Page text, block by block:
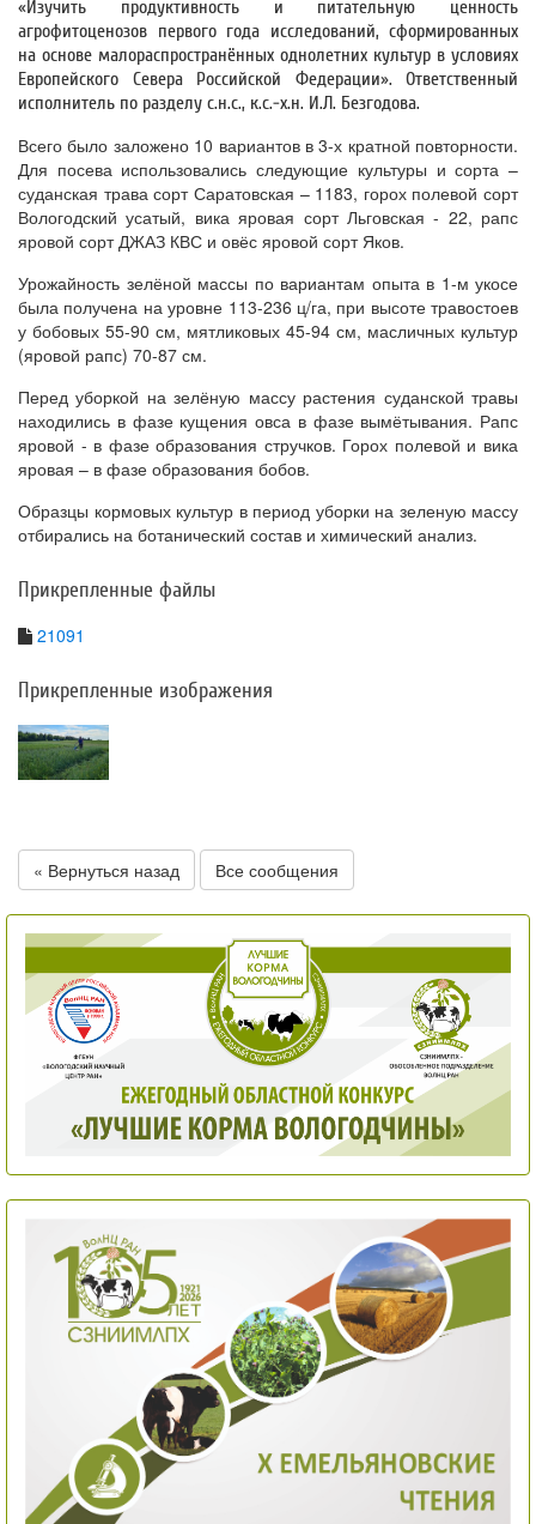
«Изучить продуктивность и питательную ценность
агрофитоценозов первого года исследований, сформированных
на основе малораспространённых однолетних культур в условиях
Европейского Севера Российской Федерации». Ответственный
исполнитель по разделу с.н.с., к.с.-х.н. И.Л. Безгодова.
Всего было заложено 10 вариантов в 3-х кратной повторности.
Для посева использовались следующие культуры и сорта –
суданская трава сорт Саратовская – 1183, горох полевой сорт
Вологодский усатый, вика яровая сорт Льговская - 22, рапс
яровой сорт ДЖАЗ КВС и овёс яровой сорт Яков.
Урожайность зелёной массы по вариантам опыта в 1-м укосе
была получена на уровне 113-236 ц/га, при высоте травостоев
у бобовых 55-90 см, мятликовых 45-94 см, масличных культур
(яровой рапс) 70-87 см.
Перед уборкой на зелёную массу растения суданской травы
находились в фазе кущения овса в фазе вымётывания. Рапс
яровой - в фазе образования стручков. Горох полевой и вика
яровая – в фазе образования бобов.
Образцы кормовых культур в период уборки на зеленую массу
отбирались на ботанический состав и химический анализ.
Прикрепленные файлы
21091
Прикрепленные изображения
« Вернуться назад Все сообщения